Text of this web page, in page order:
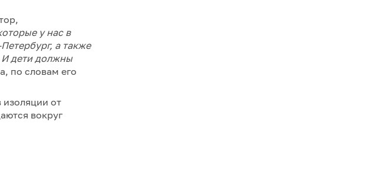
у нас в
а также
И дети должны
по словам его
изоляции от
вокруг